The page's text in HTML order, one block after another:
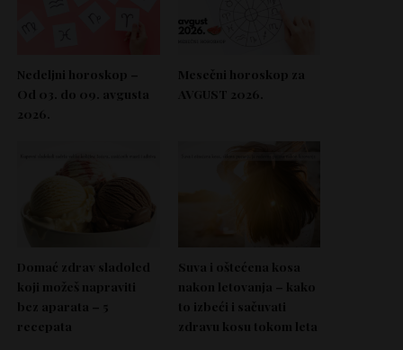
Nedeljni horoskop –
Od 03. do 09. avgusta
2026.
Mesečni horoskop za
AVGUST 2026.
Domać zdrav sladoled
koji možeš napraviti
bez aparata – 5
recepata
Suva i oštećena kosa
nakon letovanja – kako
to izbeći i sačuvati
zdravu kosu tokom leta